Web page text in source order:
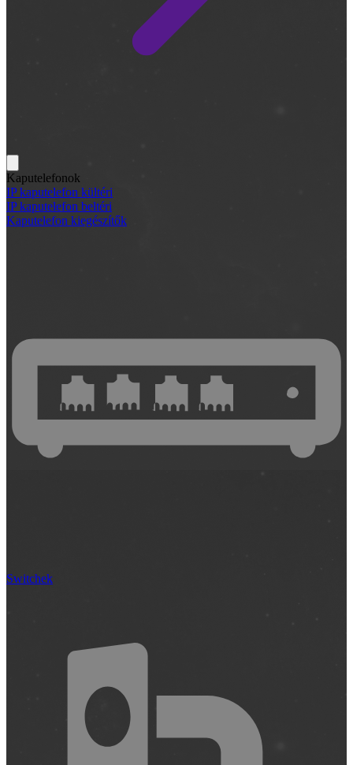
Kaputelefonok
IP kaputelefon kültéri
IP kaputelefon beltéri
Kaputelefon kiegészítők
Switchek